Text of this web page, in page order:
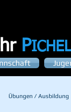
P
Übungen / Ausbildung